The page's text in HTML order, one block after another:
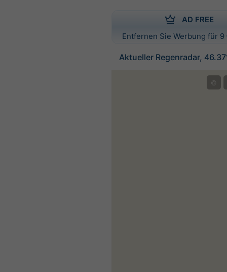
AD FREE
Entfernen Sie Werbung für
Aktueller Regenradar,
©